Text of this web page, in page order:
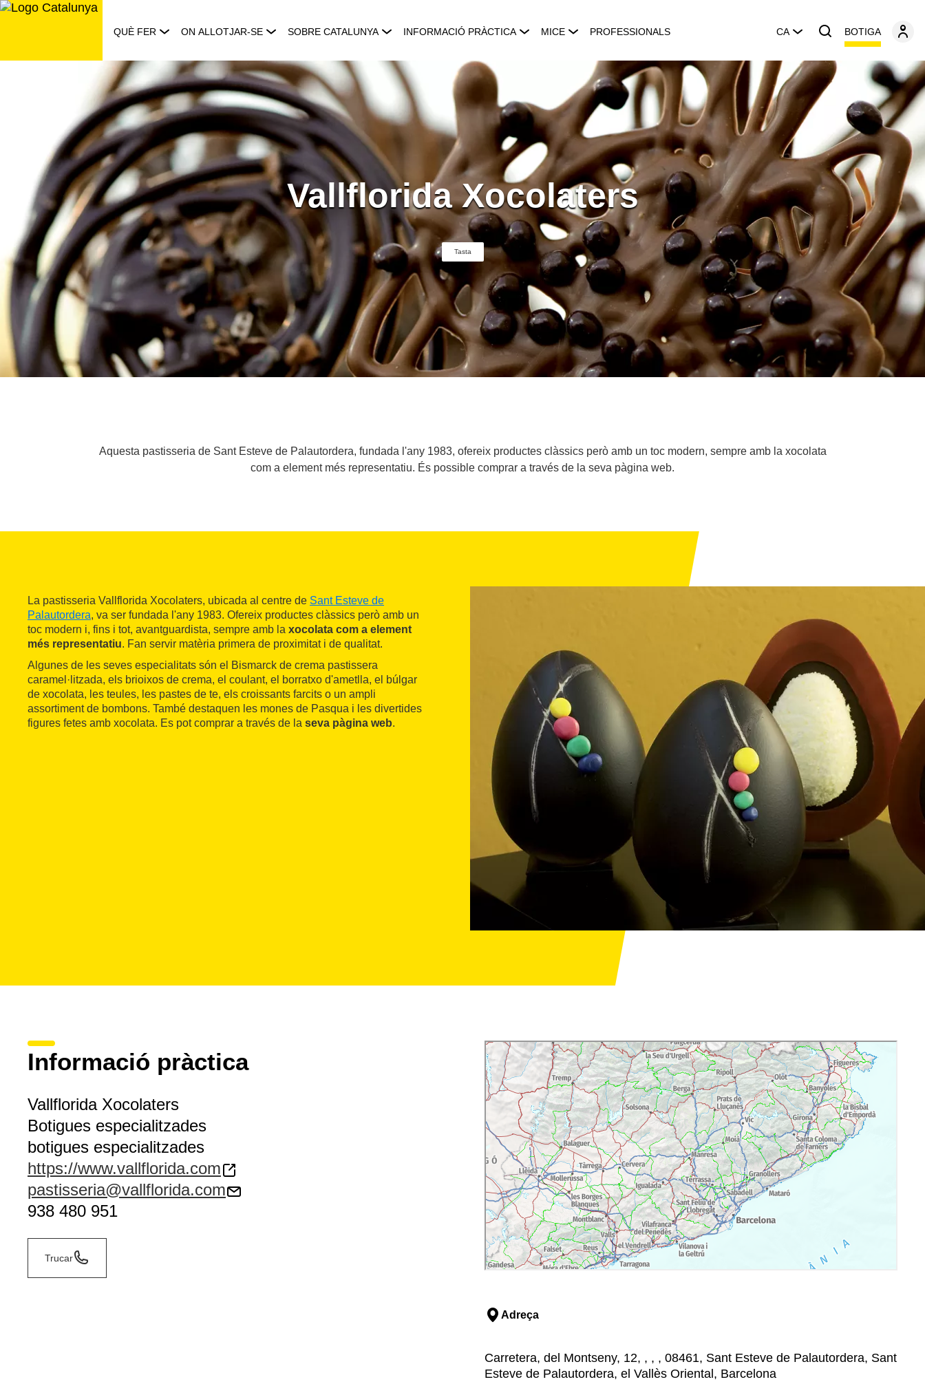
Saltar
QUÈ FER ON ALLOTJAR-SE SOBRE CATALUNYA INFORMACIÓ PRÀCTICA MICE PROFESSIONALS CA BOTIGA
Vallflorida Xocolaters
Tasta
Aquesta pastisseria de Sant Esteve de Palautordera, fundada l'any 1983, ofereix productes clàssics però amb un toc modern, sempre amb la xocolata
com a element més representatiu. És possible comprar a través de la seva pàgina web.
La pastisseria Vallflorida Xocolaters, ubicada al centre de Sant Esteve de
Palautordera, va ser fundada l'any 1983. Ofereix productes clàssics però amb un
toc modern i, fins i tot, avantguardista, sempre amb la xocolata com a element
més representatiu. Fan servir matèria primera de proximitat i de qualitat.
Algunes de les seves especialitats són el Bismarck de crema pastissera
caramel·litzada, els brioixos de crema, el coulant, el borratxo d'ametlla, el búlgar
de xocolata, les teules, les pastes de te, els croissants farcits o un ampli
assortiment de bombons. També destaquen les mones de Pasqua i les divertides
figures fetes amb xocolata. Es pot comprar a través de la seva pàgina web.
Informació pràctica
Vallflorida Xocolaters
Botigues especialitzades
botigues especialitzades
https://www.vallflorida.com
pastisseria@vallflorida.com
938 480 951
Trucar
Adreça
Carretera, del Montseny, 12, , , , 08461, Sant Esteve de Palautordera, Sant
Esteve de Palautordera, el Vallès Oriental, Barcelona